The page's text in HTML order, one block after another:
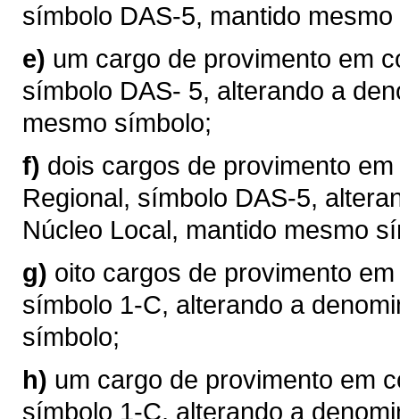
símbolo DAS-5, mantido
e) um cargo de provimento em
símbolo DAS- 5, alterando a
mesmo símbolo;
f) dois cargos de provimento
Regional, símbolo DAS-5,
Núcleo Local, mantido mesmo
g) oito cargos de provimento
símbolo 1-C, alterando a
símbolo;
h) um cargo de provimento em
símbolo 1-C, alterando a